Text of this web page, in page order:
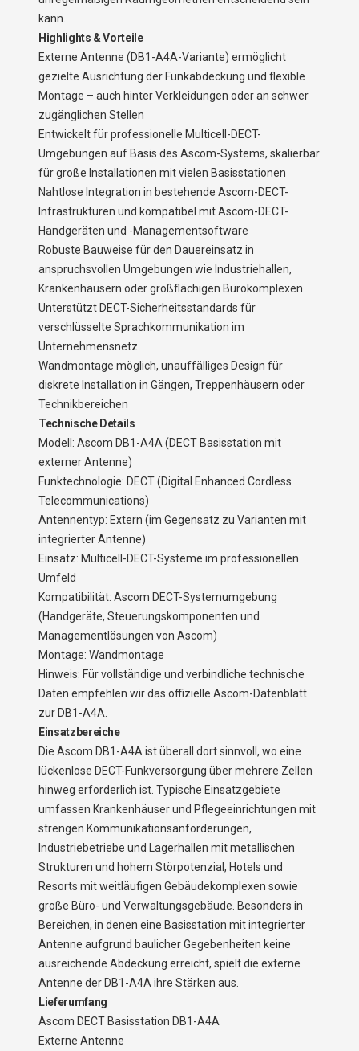
kann.
Highlights & Vorteile
Externe Antenne (DB1-A4A-Variante) ermöglicht
gezielte Ausrichtung der Funkabdeckung und flexible
Montage – auch hinter Verkleidungen oder an schwer
zugänglichen Stellen
Entwickelt für professionelle Multicell-DECT-
Umgebungen auf Basis des Ascom-Systems, skalierbar
für große Installationen mit vielen Basisstationen
Nahtlose Integration in bestehende Ascom-DECT-
Infrastrukturen und kompatibel mit Ascom-DECT-
Handgeräten und -Managementsoftware
Robuste Bauweise für den Dauereinsatz in
anspruchsvollen Umgebungen wie Industriehallen,
Krankenhäusern oder großflächigen Bürokomplexen
Unterstützt DECT-Sicherheitsstandards für
verschlüsselte Sprachkommunikation im
Unternehmensnetz
Wandmontage möglich, unauffälliges Design für
diskrete Installation in Gängen, Treppenhäusern oder
Technikbereichen
Technische Details
Modell: Ascom DB1-A4A (DECT Basisstation mit
externer Antenne)
Funktechnologie: DECT (Digital Enhanced Cordless
Telecommunications)
Antennentyp: Extern (im Gegensatz zu Varianten mit
integrierter Antenne)
Einsatz: Multicell-DECT-Systeme im professionellen
Umfeld
Kompatibilität: Ascom DECT-Systemumgebung
(Handgeräte, Steuerungskomponenten und
Managementlösungen von Ascom)
Montage: Wandmontage
Hinweis: Für vollständige und verbindliche technische
Daten empfehlen wir das offizielle Ascom-Datenblatt
zur DB1-A4A.
Einsatzbereiche
Die Ascom DB1-A4A ist überall dort sinnvoll, wo eine
lückenlose DECT-Funkversorgung über mehrere Zellen
hinweg erforderlich ist. Typische Einsatzgebiete
umfassen Krankenhäuser und Pflegeeinrichtungen mit
strengen Kommunikationsanforderungen,
Industriebetriebe und Lagerhallen mit metallischen
Strukturen und hohem Störpotenzial, Hotels und
Resorts mit weitläufigen Gebäudekomplexen sowie
große Büro- und Verwaltungsgebäude. Besonders in
Bereichen, in denen eine Basisstation mit integrierter
Antenne aufgrund baulicher Gegebenheiten keine
ausreichende Abdeckung erreicht, spielt die externe
Antenne der DB1-A4A ihre Stärken aus.
Lieferumfang
Ascom DECT Basisstation DB1-A4A
Externe Antenne